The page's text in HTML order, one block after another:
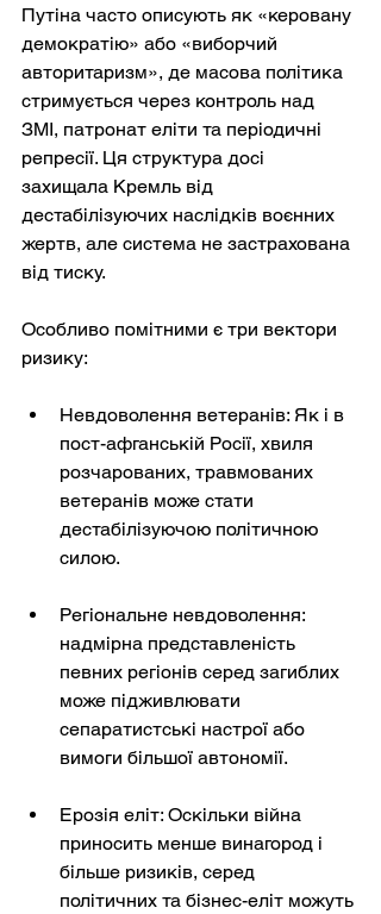
Путіна часто описують як «керовану
демократію» або «виборчий
авторитаризм», де масова політика
стримується через контроль над
ЗМІ, патронат еліти та періодичні
репресії. Ця структура досі
захищала Кремль від
дестабілізуючих наслідків воєнних
жертв, але система не застрахована
від тиску.
Особливо помітними є три вектори
ризику:
Невдоволення ветеранів: Як і в
пост-афганській Росії, хвиля
розчарованих, травмованих
ветеранів може стати
дестабілізуючою політичною
силою.
Регіональне невдоволення:
надмірна представленість
певних регіонів серед загиблих
може підживлювати
сепаратистські настрої або
вимоги більшої автономії.
Ерозія еліт: Оскільки війна
приносить менше винагород і
більше ризиків, серед
політичних та бізнес-еліт можуть